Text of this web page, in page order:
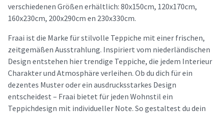
verschiedenen Größen erhältlich: 80x150cm, 120x170cm,
160x230cm, 200x290cm en 230x330cm.
Fraai ist die Marke für stilvolle Teppiche mit einer frischen,
zeitgemäßen Ausstrahlung. Inspiriert vom niederländischen
Design entstehen hier trendige Teppiche, die jedem Interieur
Charakter und Atmosphäre verleihen. Ob du dich für ein
dezentes Muster oder ein ausdrucksstarkes Design
entscheidest – Fraai bietet für jeden Wohnstil ein
Teppichdesign mit individueller Note. So gestaltest du dein